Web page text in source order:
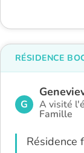
G A visité
Famille
Résidence
RÉSIDENCE